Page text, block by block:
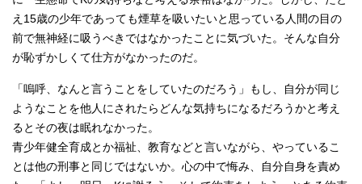
え15歳の少年であっても煙草を吸いたいと思っている人間の目の
前で無神経に吸うべきではなかったことに気づいた。そんな自分
が恥ずかしくて仕方がなかったのだ。
「嗚呼、なんと言うことをしていたのだろう」もし、自分が同じ
ようなことを他人にされたらどんな気持ちになるだろうかと考え
るとその夜は眠れなかった。
青少年健全育成とか福祉、教育などと言いながら、やっているこ
とは他の刑事と同じではないか。心の中で悔み、自分自身を責め